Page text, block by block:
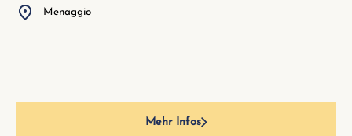
Menaggio
Mehr Infos